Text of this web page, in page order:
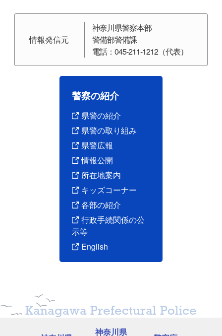
情報発信元
神奈川県警察本部
警備部警備課
電話：045-211-1212（代表）
警察の紹介
県警の紹介
県警の取り組み
県警広報
情報公開
所在地案内
キッズコーナー
各部の紹介
行政手続関係の公
示等
English
Kanagawa Prefectural Police
神奈川県